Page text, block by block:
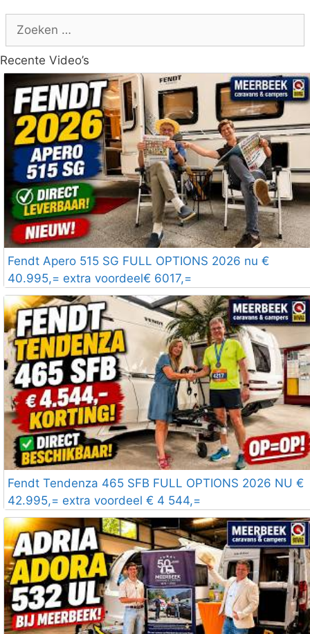
naar:
Recente Video’s
Fendt Apero 515 SG FULL OPTIONS 2026 nu €
40.995,= extra voordeel€ 6017,=
Fendt Tendenza 465 SFB FULL OPTIONS 2026 NU €
42.995,= extra voordeel € 4 544,=